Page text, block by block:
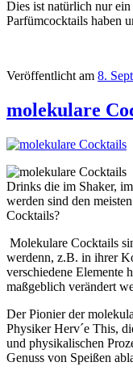
Dies ist natürlich nur
Parfümcocktails haben
Veröffentlicht am 8.
molekulare
Drinks die im Shaker,
werden sind den
Cocktails?
Molekulare Cocktails
werdenn, z.B. in ihrer
verschiedene Elemente
maßgeblich verändert
Der Pionier der
Physiker Herv´e This,
und physikalischen
Genuss von Speißen